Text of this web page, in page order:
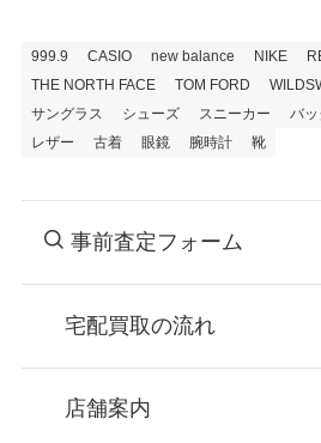
999.9 CASIO new balance NIKE
THE NORTH FACE
TOM FORD
サングラス
シューズ スニーカー バ
レザー
古着 眼鏡 腕時計 靴
事前査定フォーム
宅配買取の流れ
お申込み
店舗案内